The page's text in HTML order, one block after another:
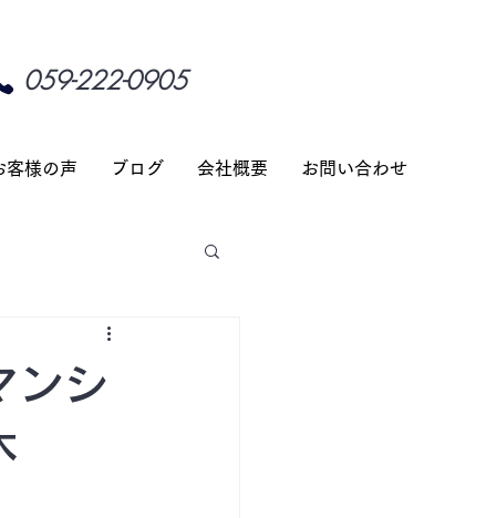
059-222-0905
客様の声 ブログ 会社概要 お問い合わせ
ンシ